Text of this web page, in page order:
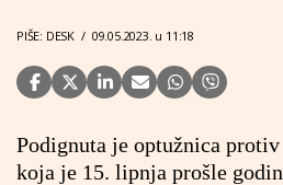
PIŠE: DESK / 09.05.2023. u 11:18
Podignuta je optužnica
koja je 15. lipnja prošle